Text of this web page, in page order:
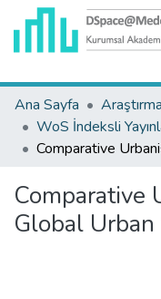
Ana Sayfa
Comparative
Global